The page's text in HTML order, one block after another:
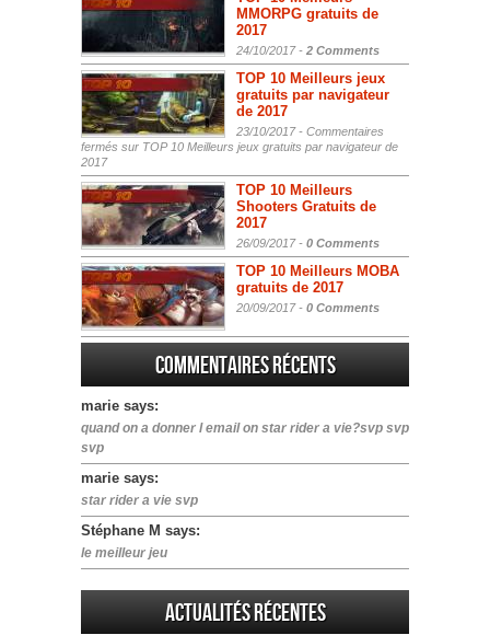
MMORPG gratuits de
2017
24/10/2017 - 2 Comments
TOP 10 Meilleurs jeux
gratuits par navigateur
de 2017
23/10/2017 - Commentaires
fermés sur TOP 10 Meilleurs jeux gratuits par navigateur de
2017
TOP 10 Meilleurs
Shooters Gratuits de
2017
26/09/2017 - 0 Comments
TOP 10 Meilleurs MOBA
gratuits de 2017
20/09/2017 - 0 Comments
Commentaires récents
marie says:
quand on a donner l email on star rider a vie?svp svp
svp
marie says:
star rider a vie svp
Stéphane M says:
le meilleur jeu
Actualités Récentes